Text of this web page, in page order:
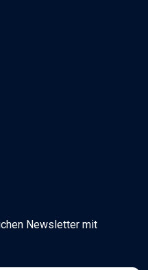
Newsletter mit